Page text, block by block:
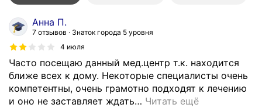
Анна П.
7 отзывов
Знаток города 5 уровня
4 июля
Часто посещаю данный мед.центр т.к. находится
ближе всех к дому. Некоторые специалисты очень
компетентны, очень грамотно подходят к лечению
и оно не заставляет ждать… Читать ещё